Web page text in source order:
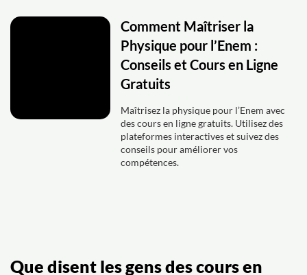
Comment Maîtriser la
Physique pour l’Enem :
Conseils et Cours en Ligne
Gratuits
Maîtrisez la physique pour l’Enem avec
des cours en ligne gratuits. Utilisez des
plateformes interactives et suivez des
conseils pour améliorer vos
compétences.
Que disent les gens des cours en